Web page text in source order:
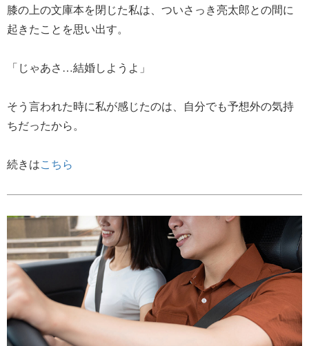
膝の上の文庫本を閉じた私は、ついさっき亮太郎との間に
起きたことを思い出す。
「じゃあさ…結婚しようよ」
そう言われた時に私が感じたのは、自分でも予想外の気持
ちだったから。
続きはこちら